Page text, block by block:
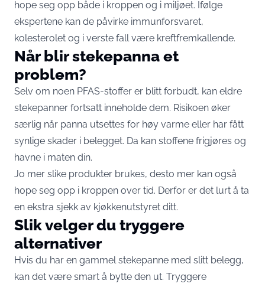
hope seg opp både i kroppen og i miljøet. Ifølge
ekspertene kan de påvirke immunforsvaret,
kolesterolet og i verste fall være kreftfremkallende.
Når blir stekepanna et
problem?
Selv om noen PFAS-stoffer er blitt forbudt, kan eldre
stekepanner fortsatt inneholde dem. Risikoen øker
særlig når panna utsettes for høy varme eller har fått
synlige skader i belegget. Da kan stoffene frigjøres og
havne i maten din.
Jo mer slike produkter brukes, desto mer kan også
hope seg opp i kroppen over tid. Derfor er det lurt å ta
en ekstra sjekk av kjøkkenutstyret ditt.
Slik velger du tryggere
alternativer
Hvis du har en gammel stekepanne med slitt belegg,
kan det være smart å bytte den ut. Tryggere